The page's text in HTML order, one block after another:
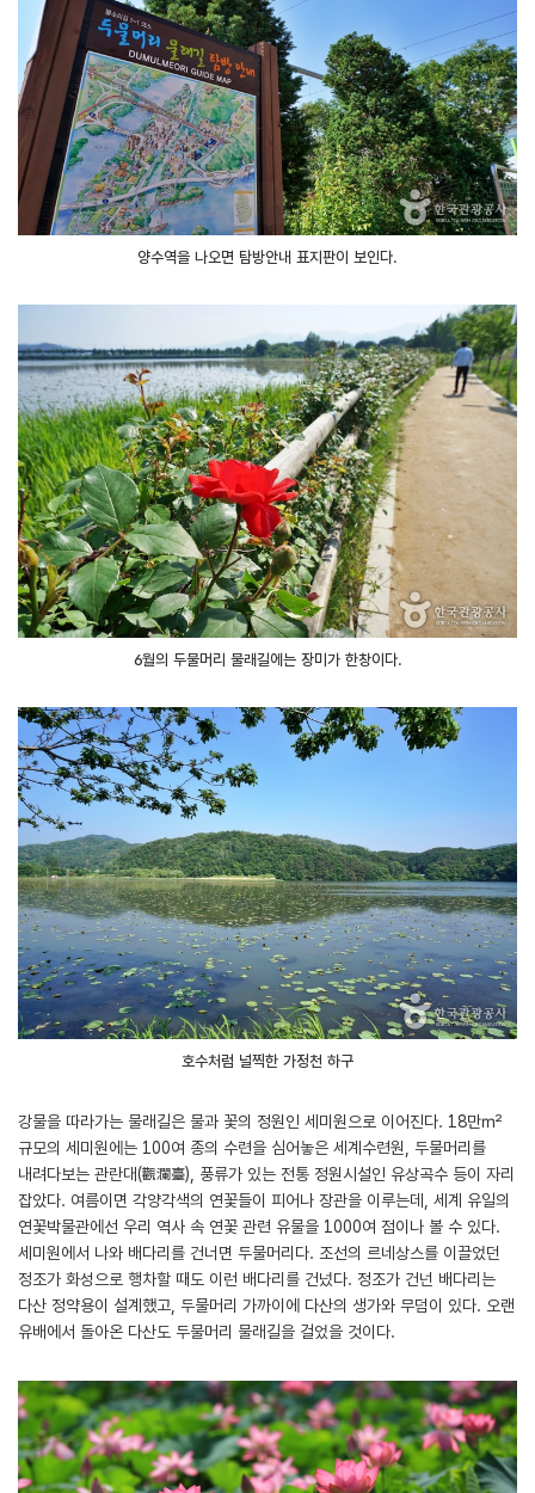
양수역을 나오면 탐방안내 표지판이 보인다.
6월의 두물머리 물래길에는 장미가 한창이다.
호수처럼 널찍한 가정천 하구
강물을 따라가는 물래길은 물과 꽃의 정원인 세미원으로 이어진다. 18만㎡
규모의 세미원에는 100여 종의 수련을 심어놓은 세계수련원, 두물머리를
내려다보는 관란대(觀瀾臺), 풍류가 있는 전통 정원시설인 유상곡수 등이 자리
잡았다. 여름이면 각양각색의 연꽃들이 피어나 장관을 이루는데, 세계 유일의
연꽃박물관에선 우리 역사 속 연꽃 관련 유물을 1000여 점이나 볼 수 있다.
세미원에서 나와 배다리를 건너면 두물머리다. 조선의 르네상스를 이끌었던
정조가 화성으로 행차할 때도 이런 배다리를 건넜다. 정조가 건넌 배다리는
다산 정약용이 설계했고, 두물머리 가까이에 다산의 생가와 무덤이 있다. 오랜
유배에서 돌아온 다산도 두물머리 물래길을 걸었을 것이다.